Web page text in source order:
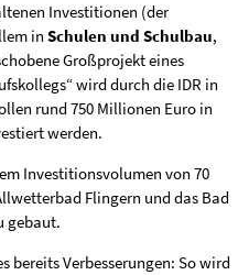
Investitionen (der
in Schulen und Schulbau,
Großprojekt eines
wird durch die IDR in
rund 750 Millionen Euro in
werden.
Investitionsvolumen von 70
Flingern und das Bad
gebaut.
bereits Verbesserungen: So wird